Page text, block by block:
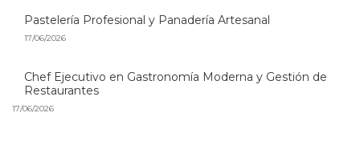
Pastelería Profesional y Panadería Artesanal
17/06/2026
Chef Ejecutivo en Gastronomía Moderna y Gestión de
Restaurantes
17/06/2026